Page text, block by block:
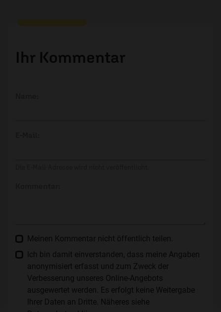
Ihr Kommentar
Meinen Kommentar nicht öffentlich teilen.
Ich bin damit einverstanden, dass meine Angaben
anonymisiert erfasst und zum Zweck der
Verbesserung unseres Online-Angebots
ausgewertet werden. Es erfolgt keine Weitergabe
Ihrer Daten an Dritte. Näheres siehe